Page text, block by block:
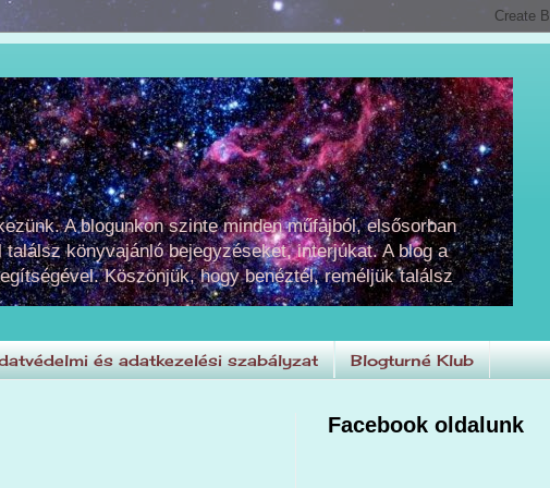
A blogunkon szinte minden műfajból, elsősorban
könyvajánló bejegyzéseket, interjúkat. A blog a
Köszönjük, hogy benéztél, reméljük találsz
és adatkezelési szabályzat Blogturné Klub
Facebook oldalunk